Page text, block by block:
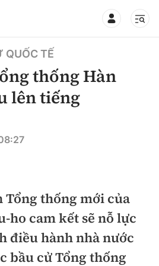
QUỐC TẾ
thống Hàn
lên tiếng
Tổng thống mới của
ho cam kết sẽ nỗ lực
điều hành nhà nước
bầu cử Tổng thống